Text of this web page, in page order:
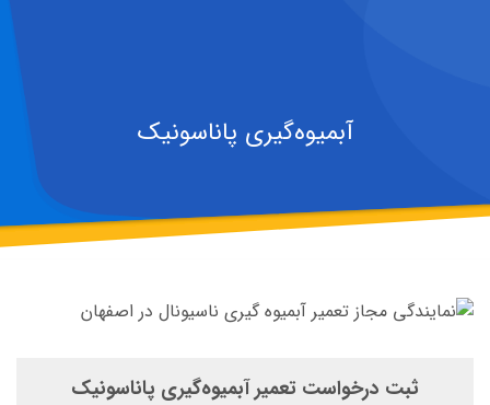
آبمیوه‌گیری پاناسونیک
ثبت درخواست تعمیر آبمیوه‌گیری پاناسونیک